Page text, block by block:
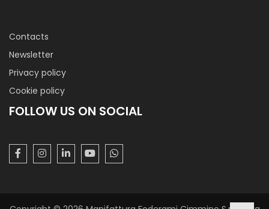
Contacts
Newsletter
Privacy policy
Cookie policy
FOLLOW US ON SOCIAL